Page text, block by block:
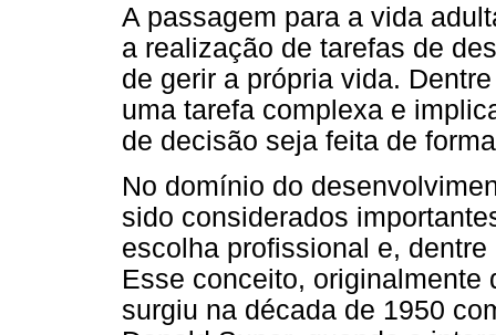
A passagem para a vida
a realização de tarefas de
de gerir a própria vida.
uma tarefa complexa e
de decisão seja feita de
No domínio do
sido considerados
escolha profissional e,
Esse conceito, originalmente
surgiu na década de 1950